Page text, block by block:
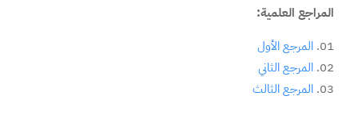
المراجع العلمية:
المرجع الأول
المرجع الثاني
المرجع الثالث